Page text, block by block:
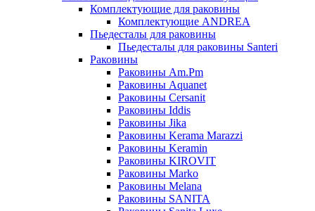
Комплектующие для раковины
Комплектующие ANDREA
Пьедесталы для раковины
Пьедесталы для раковины Santeri
Раковины
Раковины Am.Pm
Раковины Aquanet
Раковины Cersanit
Раковины Iddis
Раковины Jika
Раковины Kerama Marazzi
Раковины Keramin
Раковины KIROVIT
Раковины Marko
Раковины Melana
Раковины SANITA